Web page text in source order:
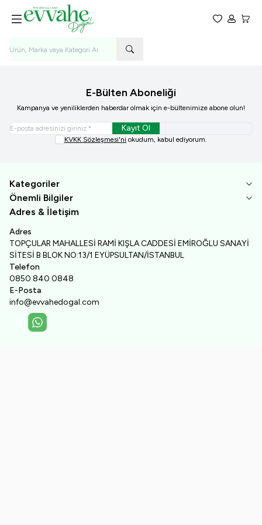
Favorilerim
Hesabım
E-Bülten Aboneliği
Kampanya ve yeniliklerden haberdar olmak için e-bültenimize abone olun!
Kayıt Ol
KVKK Sözleşmesi'ni okudum, kabul ediyorum.
Kategoriler
Önemli Bilgiler
Adres & İletişim
Adres
TOPÇULAR MAHALLESİ RAMİ KIŞLA CADDESİ EMİROĞLU SANAYİ
SİTESİ B BLOK NO:13/1 EYÜPSULTAN/İSTANBUL
Telefon
0850 840 0848
E-Posta
info@evvahedogal.com
InstagramWhatsApp